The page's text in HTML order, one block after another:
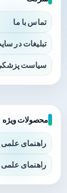
تماس با ما
تبلیغات در
سیاست
محصولات ویژه
راهنمای علمی
راهنمای